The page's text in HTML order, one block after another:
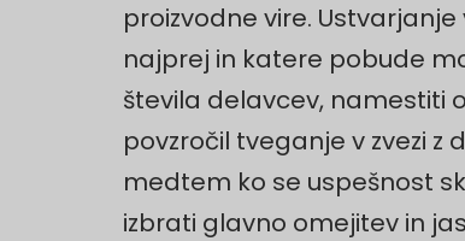
proizvodne vire.
najprej in katere pobude
števila delavcev, namestiti
povzročil tveganje v zvezi
medtem ko se uspešnost
izbrati glavno omejitev in